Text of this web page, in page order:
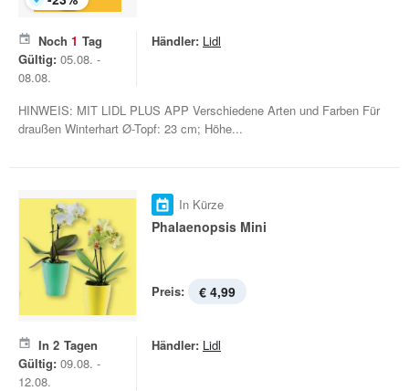
Noch 1 Tag
Gültig: 05.08. -
08.08.
Händler: Lidl
HINWEIS: MIT LIDL PLUS APP Verschiedene Arten und Farben Für
draußen Winterhart Ø-Topf: 23 cm; Höhe...
In Kürze
Phalaenopsis Mini
Preis: € 4,99
In 2 Tagen
Gültig: 09.08. -
12.08.
Händler: Lidl